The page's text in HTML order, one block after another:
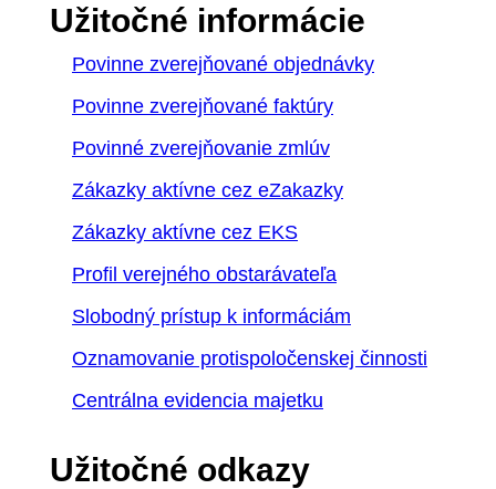
Užitočné informácie
Povinne zverejňované objednávky
Povinne zverejňované faktúry
Povinné zverejňovanie zmlúv
Zákazky aktívne cez eZakazky
Zákazky aktívne cez EKS
Profil verejného obstarávateľa
Slobodný prístup k informáciám
Oznamovanie protispoločenskej činnosti
Centrálna evidencia majetku
Užitočné odkazy